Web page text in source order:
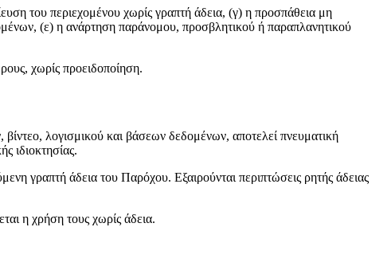
του περιεχομένου χωρίς γραπτή άδεια, (γ) η προσπάθεια μη
(ε) η ανάρτηση παράνομου, προσβλητικού ή παραπλανητικού
χωρίς προειδοποίηση.
λογισμικού και βάσεων δεδομένων, αποτελεί πνευματική
ιδιοκτησίας.
γραπτή άδεια του Παρόχου. Εξαιρούνται περιπτώσεις ρητής άδειας
η χρήση τους χωρίς άδεια.